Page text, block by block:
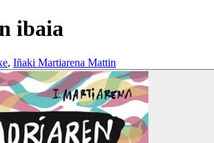
ibaia
, Iñaki Martiarena Mattin